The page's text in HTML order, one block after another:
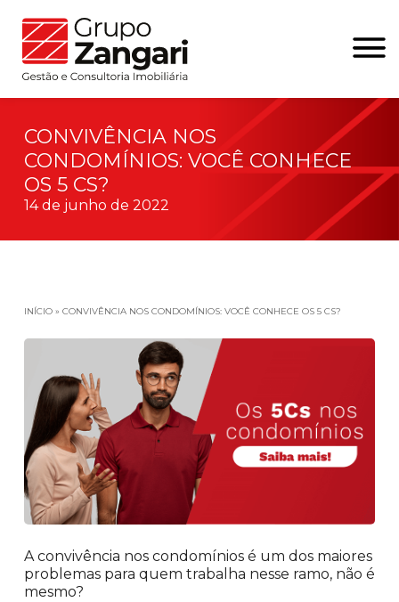
CONVIVÊNCIA NOS
CONDOMÍNIOS: VOCÊ CONHECE
OS 5 CS?
14 de junho de 2022
INÍCIO» CONVIVÊNCIA NOS CONDOMÍNIOS: VOCÊ CONHECE OS 5 CS?
A convivência nos condomínios é um dos maiores
problemas para quem trabalha nesse ramo, não é
mesmo?